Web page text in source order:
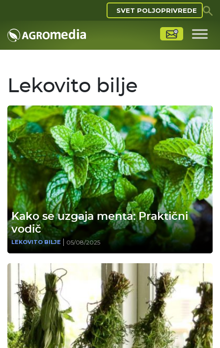
SVET POLJOPRIVREDE
Lekovito bilje
Kako se uzgaja menta: Praktični
vodič
LEKOVITO BILJE 05/08/2025